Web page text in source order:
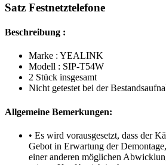
Satz Festnetztelefone
Beschreibung :
Marke : YEALINK
Modell : SIP-T54W
2 Stück insgesamt
Nicht getestet bei der
Allgemeine Bemerkungen:
• Es wird vorausgesetzt, dass der
Gebot in Erwartung der
einer anderen möglichen